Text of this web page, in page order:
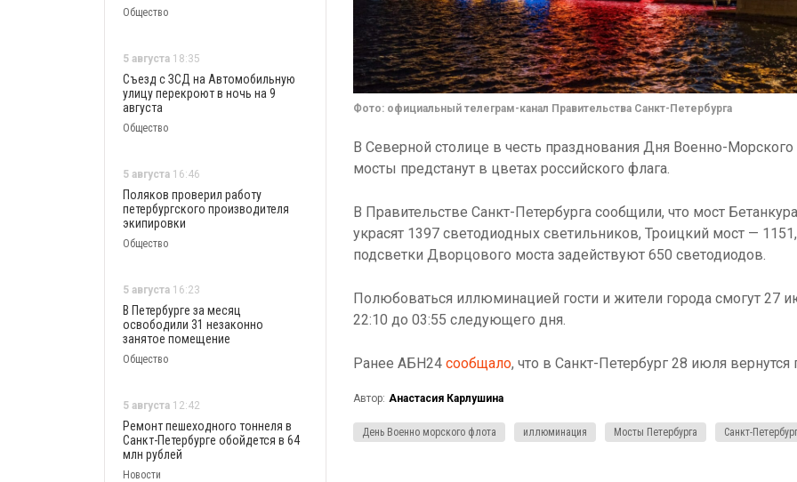
Фото: официальный телеграм-канал Правительства Санкт-Петербурга
В Северной столице в честь празднования Дня Военно-
мосты предстанут в цветах российского флага.
В Правительстве Санкт-Петербурга сообщили, что мост Бетанкура
украсят 1397 светодиодных светильников, Троицкий мост —
подсветки Дворцового моста задействуют 650 светодиодов.
Полюбоваться иллюминацией гости и жители города смогут 27
22:10 до 03:55 следующего дня.
Ранее АБН24 сообщало, что в Санкт-Петербург 28 июля вернутся
Автор: Анастасия Карлушина
День Военно морского флота иллюминация Мосты Петербурга Санкт-Петербург
Общество
5 августа 18:35
Съезд с ЗСД на Автомобильную
улицу перекроют в ночь на 9
августа
Общество
5 августа 16:46
Поляков проверил работу
петербургского производителя
экипировки
Общество
5 августа 16:23
В Петербурге за месяц
освободили 31 незаконно
занятое помещение
Общество
5 августа 12:42
Ремонт пешеходного тоннеля в
Санкт-Петербурге обойдется в 64
млн рублей
Новости